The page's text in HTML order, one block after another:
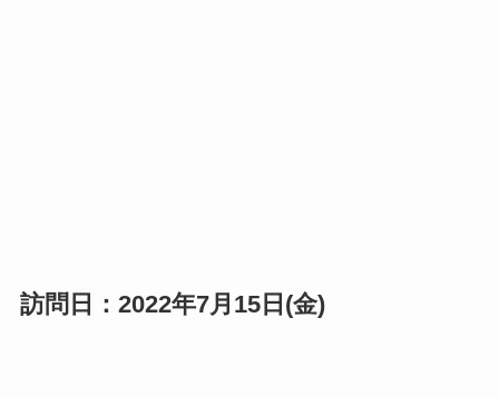
訪問日：2022年7月15日(金)